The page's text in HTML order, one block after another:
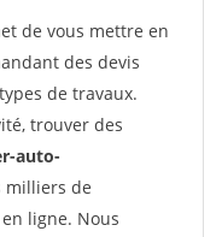
de vous mettre en
des devis
de travaux.
trouver des
auto-
milliers de
ligne. Nous